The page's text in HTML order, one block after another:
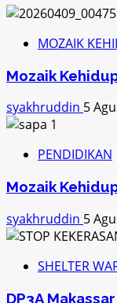
MOZAIK
Mozaik
syakhruddin 5
PENDIDIKAN
Mozaik
syakhruddin 5
SHELTER
DP3A